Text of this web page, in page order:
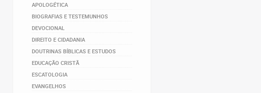
APOLOGÉTICA
BIOGRAFIAS E TESTEMUNHOS
DEVOCIONAL
DIREITO E CIDADANIA
DOUTRINAS BÍBLICAS E ESTUDOS
EDUCAÇÃO CRISTÃ
ESCATOLOGIA
EVANGELHOS